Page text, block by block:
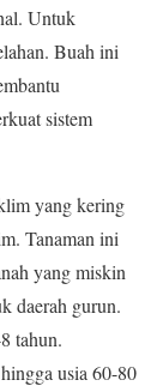
Untuk
Buah ini
sistem
yang kering
Tanaman ini
yang miskin
daerah gurun.
tahun.
usia 60-80